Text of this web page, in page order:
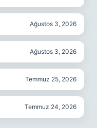
Ağustos 3, 2026
Ağustos 3, 2026
Temmuz 25, 2026
Temmuz 24, 2026